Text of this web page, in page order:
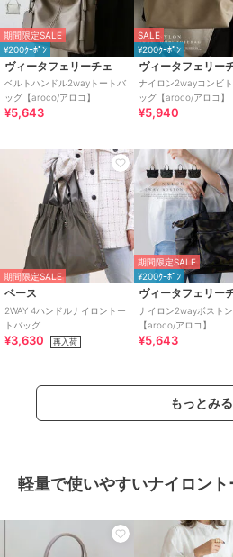
期間限定SALE
¥200ｸｰﾎﾟﾝ
ヴィータフェリーチェ
ベルトハンドル2wayトートバ
ッグ【aroco/アロコ】
¥5,643
SALE
¥200ｸｰﾎﾟﾝ
ヴィータフェリー
ナイロン2wayコンビ
ッグ【aroco/アロコ】
¥5,940
期間限定SALE
ベース
2WAY 4ハンドルナイロントー
トバッグ
¥3,630 再入荷
期間限定SALE
¥200ｸｰﾎﾟﾝ
ヴィータフェリー
ナイロン2wayボスト
【aroco/アロコ】
¥5,643
もっとみる
軽量で使いやすいナイロン